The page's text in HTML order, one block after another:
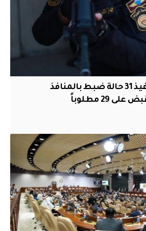
الأمن الوطني: تنفيذ 31 حالة ضبط بالمنافذ
29 مطلوباً